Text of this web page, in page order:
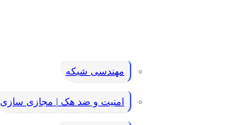
مهندسی شبکه
امنیت و ضد هک | مجازی سازی